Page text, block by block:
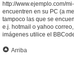
http://www.ejemplo.com/
encuentren en su PC (a
tampoco las que se
e.j. hotmail o yahoo
imágenes utilice el
Arriba